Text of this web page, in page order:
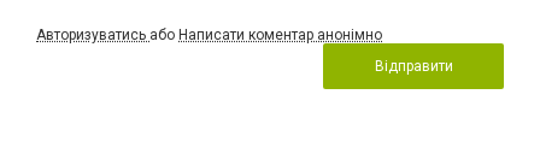
Авторизуватись або Написати коментар анонімно
Відправити